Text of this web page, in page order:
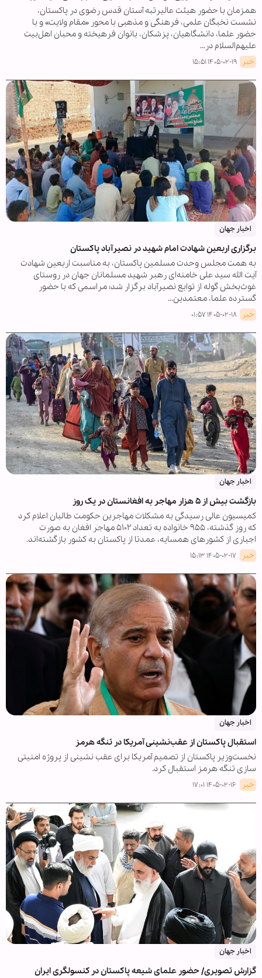
همزمان با حضور هیئت عالیرتبه آستان قدس رضوی در پاکستان،
نشست نخبگان علمی، فرهنگی و مذهبی با محور «مقام ولایت» و با
حضور علما، دانشگاهیان، پزشکان، بانوان فرهیخته و محبان اهل‌بیت
علیهم‌السلام در…
خبر ۱۴۰۵-۰۲-۱۹ ۱۵:۵۱
اخبار جهان
برگزاری اربعین شهادت امام شهید در نصیرآباد پاکستان
به همت مجلس وحدت مسلمین پاکستان، به مناسبت اربعین شهادت
آیت الله سید علی خامنه‌ای رهبر شهید مسلمانان جهان در روستای
غوث‌بخش گوله از توابع نصیرآباد برگزار شد؛ مراسمی که با حضور
گسترده علما، معتمدین…
خبر ۱۴۰۵-۰۲-۱۸ ۰۱:۵۷
اخبار جهان
بازگشت بیش از ۵ هزار مهاجر به افغانستان در یک روز
کمیسیون عالی رسیدگی به مشکلات مهاجرین حکومت طالبان اعلام کرد
که روز گذشته، ۹۵۵ خانواده به تعداد ۵۱۰۲ مهاجر افغان به صورت
اجباری از کشورهای همسایه، عمدتا از پاکستان به کشور بازگشته‌اند.
خبر ۱۴۰۵-۰۲-۱۷ ۱۵:۱۳
اخبار جهان
استقبال پاکستان از عقب‌نشینی آمریکا در تنگه هرمز
نخست‌وزیر پاکستان از تصمیم آمریکا برای عقب نشینی از پروژه امنیتی
سازی تنگه هرمز استقبال کرد.
خبر ۱۴۰۵-۰۲-۱۶ ۱۷:۰۱
اخبار جهان
گزارش تصویری/ حضور علمای شیعه پاکستان در کنسولگری ایران